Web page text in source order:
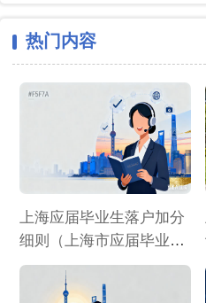
热门内容
上海应届毕业生落户加分
细则（上海市应届毕业生
落户加分政策）